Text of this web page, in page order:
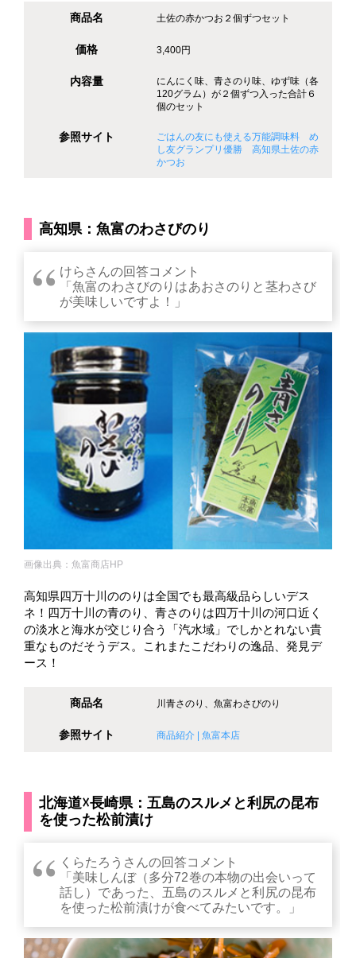
商品名 土佐の赤かつお２個ずつセット
価格 3,400円
内容量
にんにく味、青さのり味、ゆず味（各
120グラム）が２個ずつ入った合計６
個のセット
参照サイト
ごはんの友にも使える万能調味料 め
し友グランプリ優勝 高知県土佐の赤
かつお
高知県：魚富のわさびのり
けらさんの回答コメント
「魚富のわさびのりはあおさのりと茎わさび
が美味しいですよ！」
画像出典：魚富商店HP
高知県四万十川ののりは全国でも最高級品らしいデス
ネ！四万十川の青のり、青さのりは四万十川の河口近く
の淡水と海水が交じり合う「汽水域」でしかとれない貴
重なものだそうデス。これまたこだわりの逸品、発見デ
ース！
商品名 川青さのり、魚富わさびのり
参照サイト 商品紹介 | 魚富本店
北海道☓長崎県：五島のスルメと利尻の昆布
を使った松前漬け
くらたろうさんの回答コメント
「美味しんぼ（多分72巻の本物の出会いって
話し）であった、五島のスルメと利尻の昆布
を使った松前漬けが食べてみたいです。」